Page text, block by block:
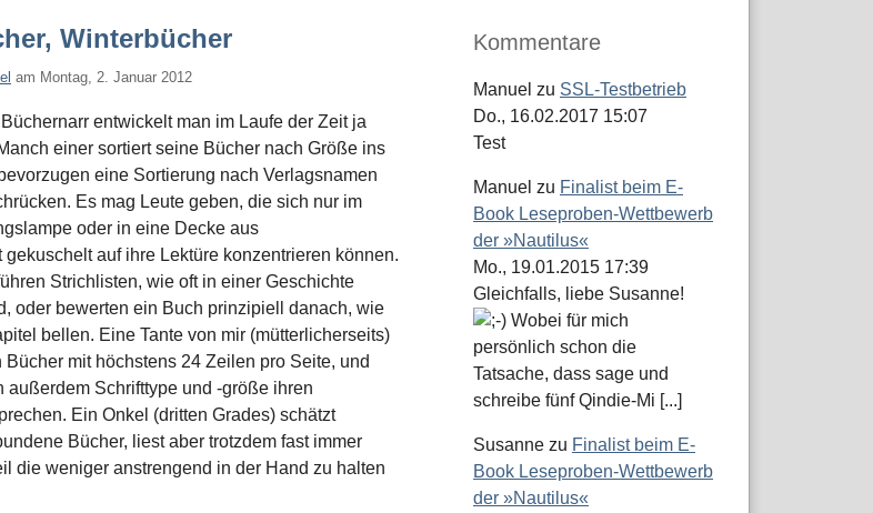
Winterbücher
am Montag, 2. Januar 2012
entwickelt man im Laufe der Zeit ja
einer sortiert seine Bücher nach Größe ins
eine Sortierung nach Verlagsnamen
Es mag Leute geben, die sich nur im
oder in eine Decke aus
gekuschelt auf ihre Lektüre konzentrieren können.
Strichlisten, wie oft in einer Geschichte
oder bewerten ein Buch prinzipiell danach, wie
bellen. Eine Tante von mir (mütterlicherseits)
Bücher mit höchstens 24 Zeilen pro Seite, und
außerdem Schrifttype und -größe ihren
Ein Onkel (dritten Grades) schätzt
Bücher, liest aber trotzdem fast immer
die weniger anstrengend in der Hand zu halten
Kommentare
Manuel zu SSL-Testbetrieb
Do., 16.02.2017 15:07
Test
Manuel zu Finalist beim E-
Book Leseproben-Wettbewerb
der »Nautilus«
Mo., 19.01.2015 17:39
Gleichfalls, liebe Susanne!
Wobei für mich
persönlich schon die
Tatsache, dass sage und
schreibe fünf Qindie-Mi [...]
Susanne zu Finalist beim E-
Book Leseproben-Wettbewerb
der »Nautilus«